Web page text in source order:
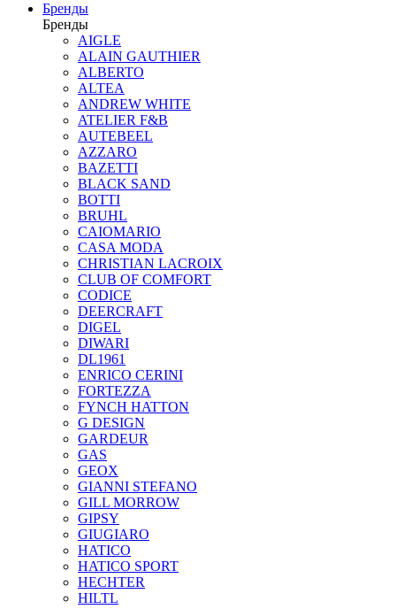
Бренды
Бренды
AIGLE
ALAIN GAUTHIER
ALBERTO
ALTEA
ANDREW WHITE
ATELIER F&B
AUTEBEEL
AZZARO
BAZETTI
BLACK SAND
BOTTI
BRUHL
CAIOMARIO
CASA MODA
CHRISTIAN LACROIX
CLUB OF COMFORT
CODICE
DEERCRAFT
DIGEL
DIWARI
DL1961
ENRICO CERINI
FORTEZZA
FYNCH HATTON
G DESIGN
GARDEUR
GAS
GEOX
GIANNI STEFANO
GILL MORROW
GIPSY
GIUGIARO
HATICO
HATICO SPORT
HECHTER
HILTL